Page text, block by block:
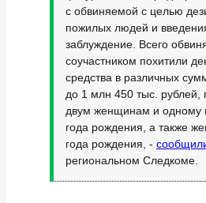
с обвиняемой с целью
пожилых людей и
заблуждение. Всего
соучастником похитили
средства в различных
до 1 млн 450 тыс. рублей,
двум женщинам и одному
года рождения, а также
года рождения, -
региональном Следкоме.